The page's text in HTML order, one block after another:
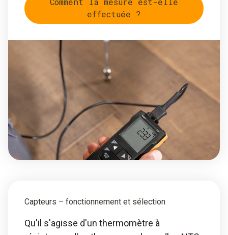
effectuée ?
Capteurs – fonctionnement et sélection
Qu'il s'agisse d'un thermomètre à